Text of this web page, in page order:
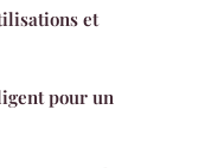
et
pour un